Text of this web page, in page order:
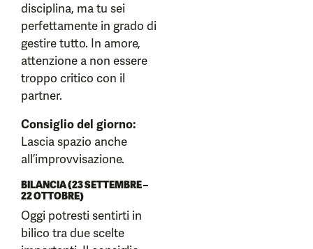
disciplina, ma tu sei
perfettamente in grado di
gestire tutto. In amore,
attenzione a non essere
troppo critico con il
partner.
Consiglio del giorno:
Lascia spazio anche
all’improvvisazione.
BILANCIA (23 SETTEMBRE –
22 OTTOBRE)
Oggi potresti sentirti in
bilico tra due scelte